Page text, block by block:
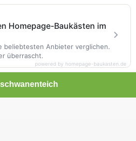
Homepage-Baukästen im
beliebtesten Anbieter verglichen.
überrascht.
powered by homepage-baukasten.de